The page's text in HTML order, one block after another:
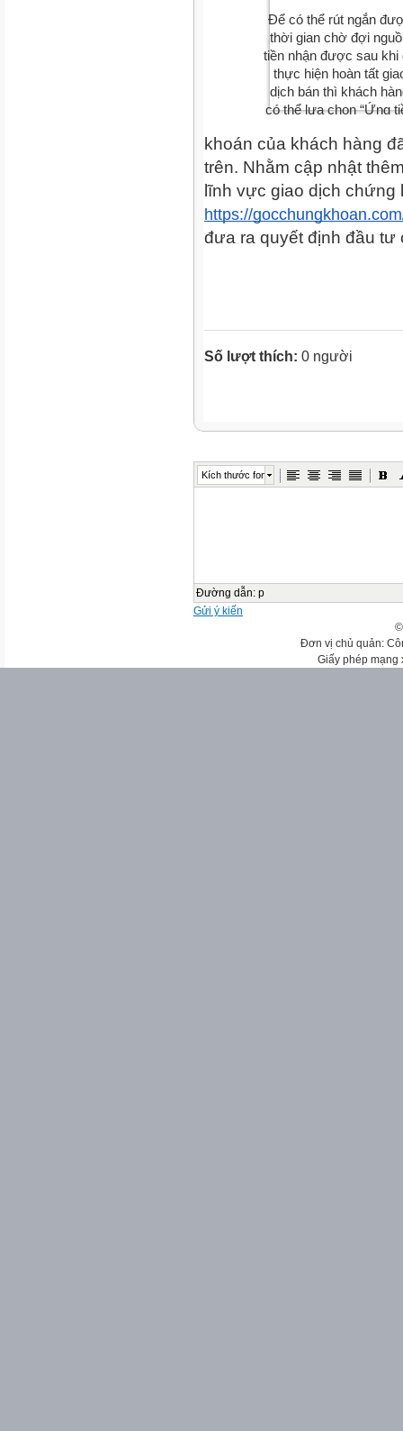
Để có thể rút ngắn
thời gian chờ đợi
tiền nhận được sau khi
thực hiện hoàn tất
dịch bán thì khách
có thể lựa chọn “Ứng
nhận được nguồn lợi
tiếp tục thực hiện tiếp
hoạt động đầu tư hiệu
khoán của khách hàng
trên. Nhằm cập nhật
https://
đưa ra quyết định đầu tư
Số lượt thích: 0 người
Kích thước font
Đường dẫn: p
Gửi ý kiến
Đơn vị chủ quản:
Giấy phép mạng